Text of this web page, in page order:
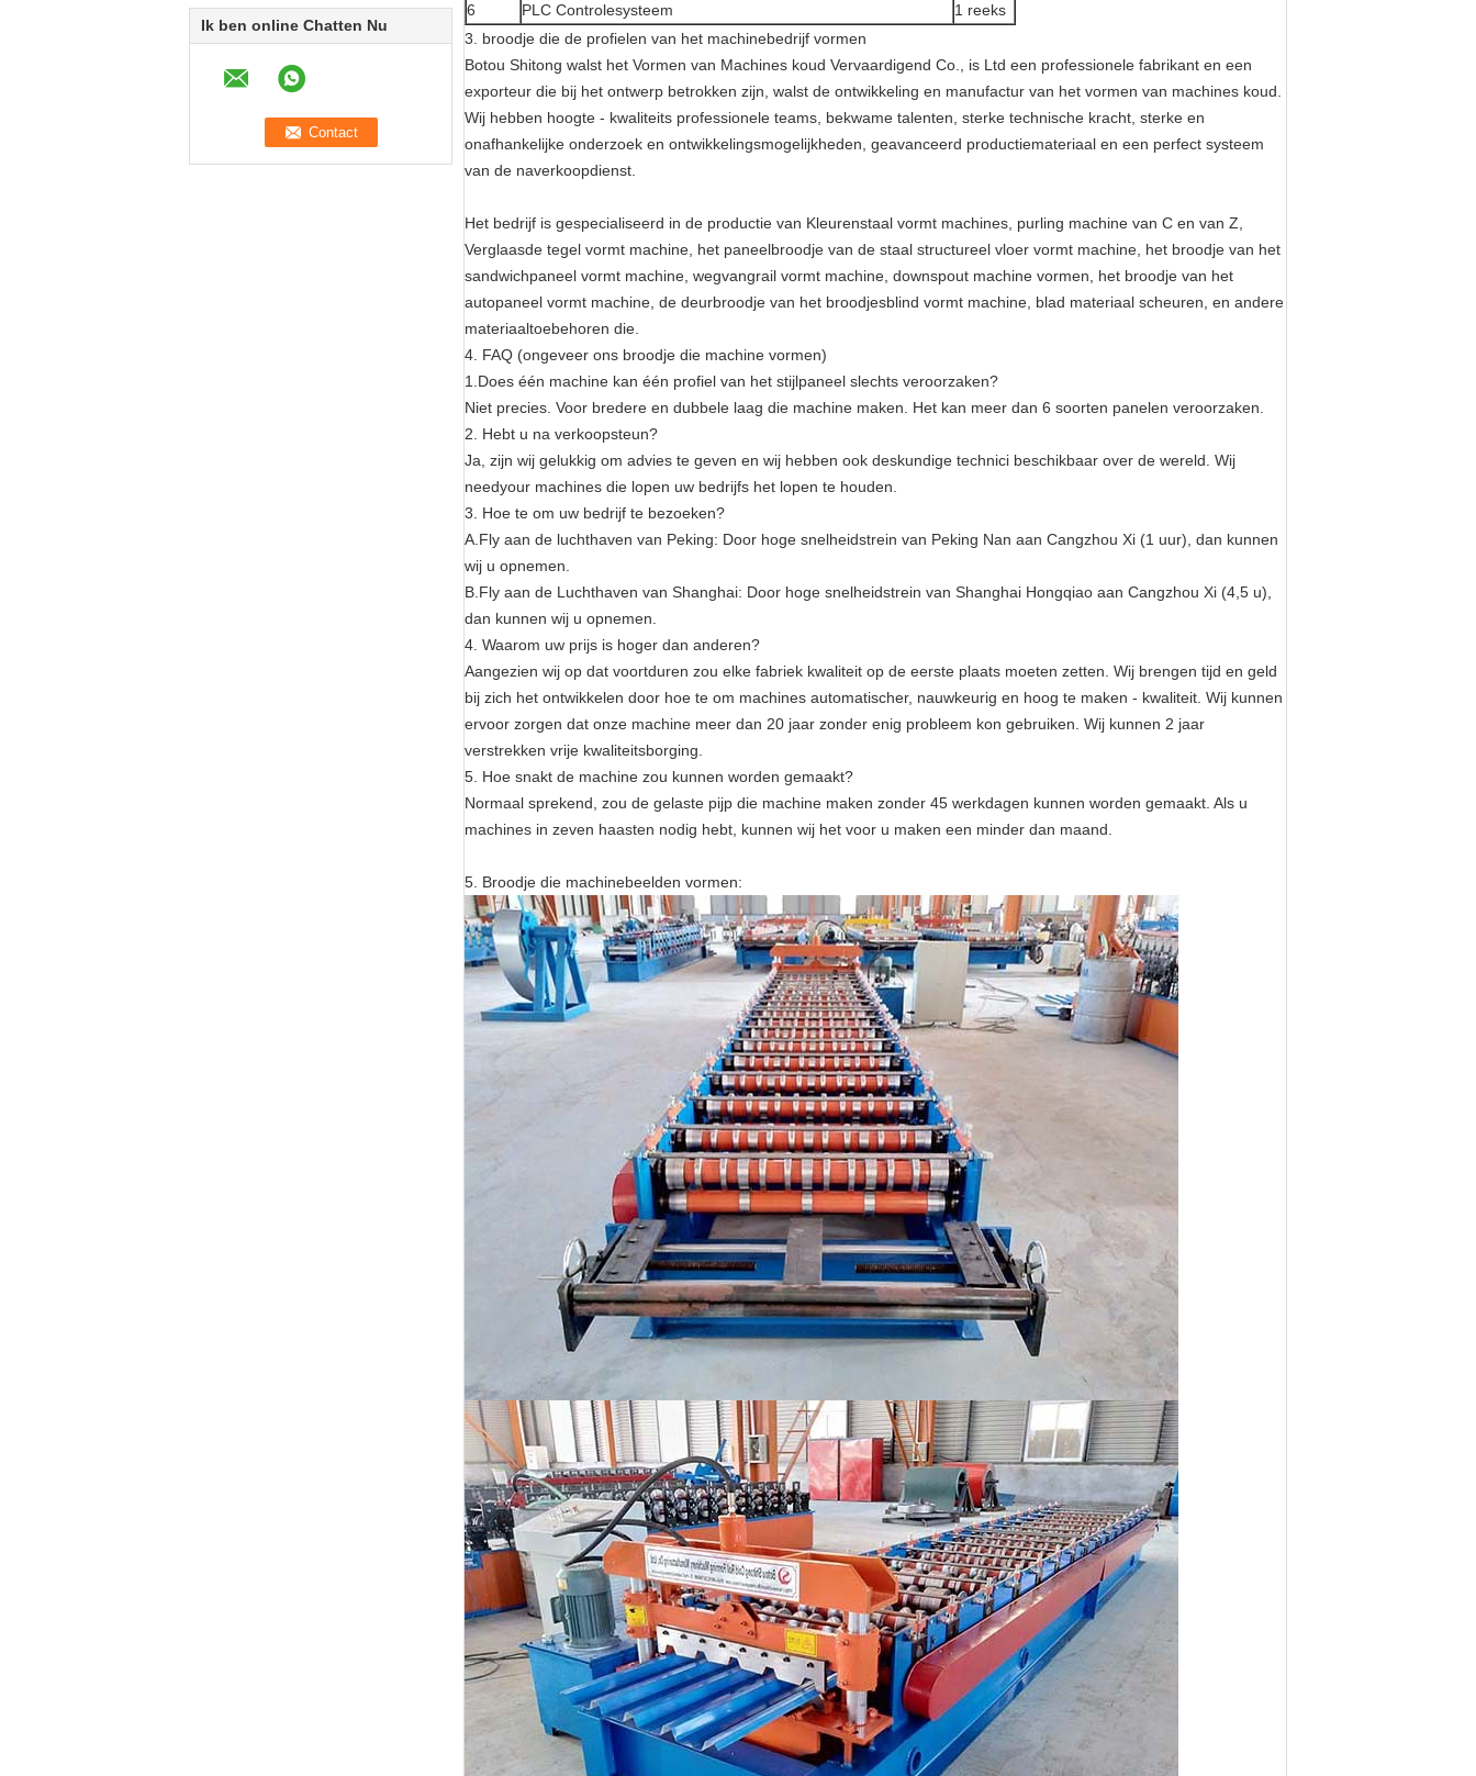
Ik ben online Chatten Nu
6
PLC Controlesysteem
1 reeks
3. broodje die de profielen van het machinebedrijf vormen
Botou Shitong walst het Vormen van Machines koud Vervaardigend Co., is Ltd een professionele fabrikant en een
exporteur die bij het ontwerp betrokken zijn, walst de ontwikkeling en manufactur van het vormen van machines koud.
Wij hebben hoogte - kwaliteits professionele teams, bekwame talenten, sterke technische kracht, sterke en
onafhankelijke onderzoek en ontwikkelingsmogelijkheden, geavanceerd productiemateriaal en een perfect systeem
van de naverkoopdienst.
Het bedrijf is gespecialiseerd in de productie van Kleurenstaal vormt machines, purling machine van C en van Z,
Verglaasde tegel vormt machine, het paneelbroodje van de staal structureel vloer vormt machine, het broodje van het
sandwichpaneel vormt machine, wegvangrail vormt machine, downspout machine vormen, het broodje van het
autopaneel vormt machine, de deurbroodje van het broodjesblind vormt machine, blad materiaal scheuren, en andere
materiaaltoebehoren die.
4. FAQ (ongeveer ons broodje die machine vormen)
1.Does één machine kan één profiel van het stijlpaneel slechts veroorzaken?
Niet precies. Voor bredere en dubbele laag die machine maken. Het kan meer dan 6 soorten panelen veroorzaken.
2. Hebt u na verkoopsteun?
Ja, zijn wij gelukkig om advies te geven en wij hebben ook deskundige technici beschikbaar over de wereld. Wij
needyour machines die lopen uw bedrijfs het lopen te houden.
3. Hoe te om uw bedrijf te bezoeken?
A.Fly aan de luchthaven van Peking: Door hoge snelheidstrein van Peking Nan aan Cangzhou Xi (1 uur), dan kunnen
wij u opnemen.
B.Fly aan de Luchthaven van Shanghai: Door hoge snelheidstrein van Shanghai Hongqiao aan Cangzhou Xi (4,5 u),
dan kunnen wij u opnemen.
4. Waarom uw prijs is hoger dan anderen?
Aangezien wij op dat voortduren zou elke fabriek kwaliteit op de eerste plaats moeten zetten. Wij brengen tijd en geld
bij zich het ontwikkelen door hoe te om machines automatischer, nauwkeurig en hoog te maken - kwaliteit. Wij kunnen
ervoor zorgen dat onze machine meer dan 20 jaar zonder enig probleem kon gebruiken. Wij kunnen 2 jaar
verstrekken vrije kwaliteitsborging.
5. Hoe snakt de machine zou kunnen worden gemaakt?
Normaal sprekend, zou de gelaste pijp die machine maken zonder 45 werkdagen kunnen worden gemaakt. Als u
machines in zeven haasten nodig hebt, kunnen wij het voor u maken een minder dan maand.
5. Broodje die machinebeelden vormen: